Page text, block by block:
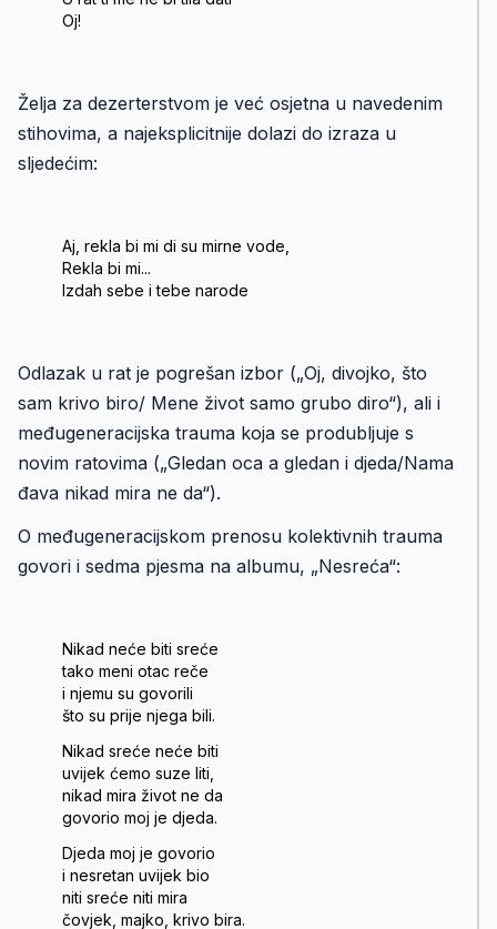
Oj!
Želja za dezerterstvom je već osjetna u navedenim
stihovima, a najeksplicitnije dolazi do izraza u
sljedećim:
Aj, rekla bi mi di su mirne vode,
Rekla bi mi...
Izdah sebe i tebe narode
Odlazak u rat je pogrešan izbor („Oj, divojko, što
sam krivo biro/ Mene život samo grubo diro“), ali i
međugeneracijska trauma koja se produbljuje s
novim ratovima („Gledan oca a gledan i djeda/Nama
đava nikad mira ne da“).
O međugeneracijskom prenosu kolektivnih trauma
govori i sedma pjesma na albumu, „Nesreća“:
Nikad neće biti sreće
tako meni otac reče
i njemu su govorili
što su prije njega bili.
Nikad sreće neće biti
uvijek ćemo suze liti,
nikad mira život ne da
govorio moj je djeda.
Djeda moj je govorio
i nesretan uvijek bio
niti sreće niti mira
čovjek, majko, krivo bira.